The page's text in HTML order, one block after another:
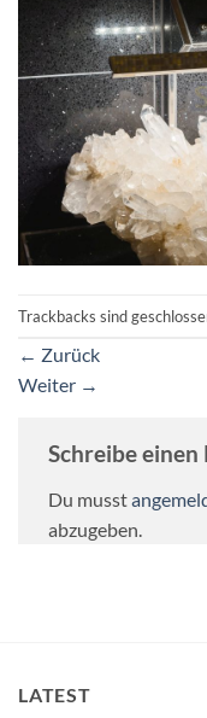
Trackbacks sind
← Zurück
Weiter →
Schreibe
Du musst
abzugeben.
LATEST